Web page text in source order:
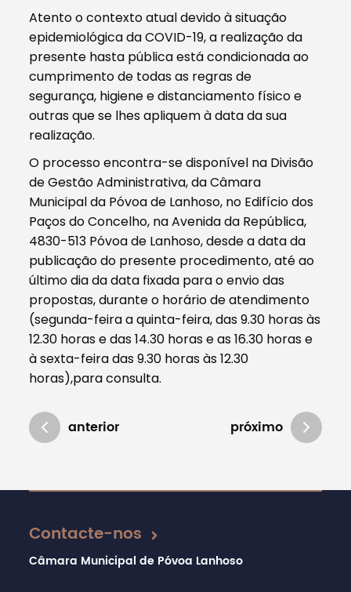
Atento o contexto atual devido à situação
epidemiológica da COVID-19, a realização da
presente hasta pública está condicionada ao
cumprimento de todas as regras de
segurança, higiene e distanciamento físico e
outras que se lhes apliquem à data da sua
realização.
O processo encontra-se disponível na Divisão
de Gestão Administrativa, da Câmara
Municipal da Póvoa de Lanhoso, no Edifício dos
Paços do Concelho, na Avenida da República,
4830-513 Póvoa de Lanhoso, desde a data da
publicação do presente procedimento, até ao
último dia da data fixada para o envio das
propostas, durante o horário de atendimento
(segunda-feira a quinta-feira, das 9.30 horas às
12.30 horas e das 14.30 horas e as 16.30 horas e
à sexta-feira das 9.30 horas às 12.30
horas),para consulta.
anterior próximo
Atualizado em 10/12/2020
Contacte-nos
Câmara Municipal de Póvoa Lanhoso